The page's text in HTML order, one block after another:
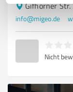
Gifhorner
info@migeo.de
Nicht